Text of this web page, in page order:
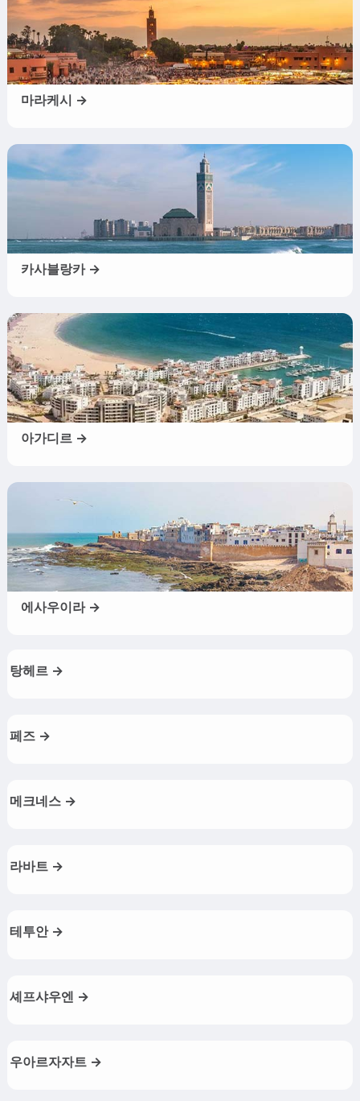
마라케시 →
카사블랑카 →
아가디르 →
에사우이라 →
탕헤르 →
페즈 →
메크네스 →
라바트 →
테투안 →
셰프샤우엔 →
우아르자자트 →